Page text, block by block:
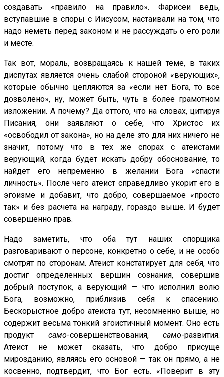
создавать «правило на правило». Фарисеи ведь,
вступавшие в споры с Иисусом, настаивали на том, что
надо неметь перед законом и не рассуждать о его роли
и месте.
Так вот, мораль, возвращаясь к нашей теме, в таких
диспутах является очень слабой стороной «верующих»,
которые обычно цепляются за «если нет Бога, то все
дозволено», ну, может быть, чуть в более грамотном
изложении. А почему? Да оттого, что на словах, цитируя
Писания, они заявляют о себе, что Христос их
«освободил от закона», но на деле это для них ничего не
значит, потому что в тех же спорах с атеистами
верующий, когда будет искать добру обоснование, то
найдет его непременно в желании Бога «спасти
личность». После чего атеист справедливо укорит его в
эгоизме и добавит, что добро, совершаемое «просто
так» и без расчета на награду, гораздо выше. И будет
совершенно прав.
Надо заметить, что оба тут наших спорщика
разговаривают о персоне, конкретно о себе, и не особо
смотрят по сторонам. Атеист констатирует для себя, что
достиг определенных вершин сознания, совершив
добрый поступок, а верующий — что исполнил волю
Бога, возможно, приблизив себя к спасению.
Бескорыстное добро атеиста тут, несомненно выше, но
содержит весьма тонкий эгоистичный момент. Оно есть
продукт само-совершенствования, само-развития.
Атеист не может сказать, что добро присуще
мирозданию, являясь его основой — так он прямо, а не
косвенно, подтвердит, что Бог есть. «Поверит в эту